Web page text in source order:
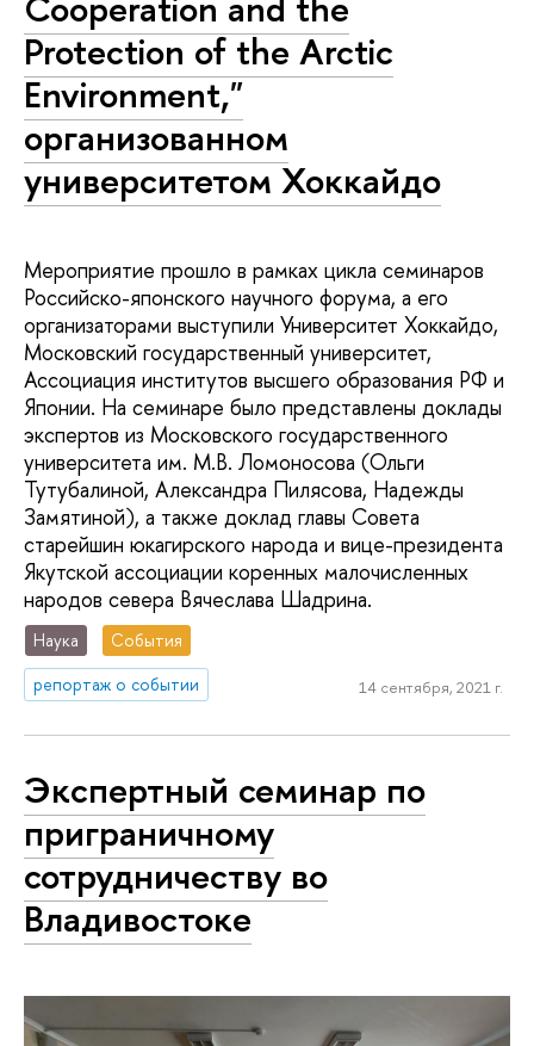
Protection of the Arctic
Environment,"
организованном
университетом Хоккайдо
Мероприятие прошло в рамках цикла семинаров
Российско-японского научного форума, а его
организаторами выступили Университет Хоккайдо,
Московский государственный университет,
Ассоциация институтов высшего образования РФ и
Японии. На семинаре было представлены доклады
экспертов из Московского государственного
университета им. М.В. Ломоносова (Ольги
Тутубалиной, Александра Пилясова, Надежды
Замятиной), а также доклад главы Совета
старейшин юкагирского народа и вице-президента
Якутской ассоциации коренных малочисленных
народов севера Вячеслава Шадрина.
Наука
События
репортаж о событии
14 сентября, 2021 г.
Экспертный семинар по
приграничному
сотрудничеству во
Владивостоке